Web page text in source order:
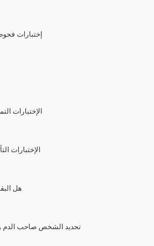
4- إختبارات
(11)
(12)
(13) هل
(14) تحديد الشخص صاحب